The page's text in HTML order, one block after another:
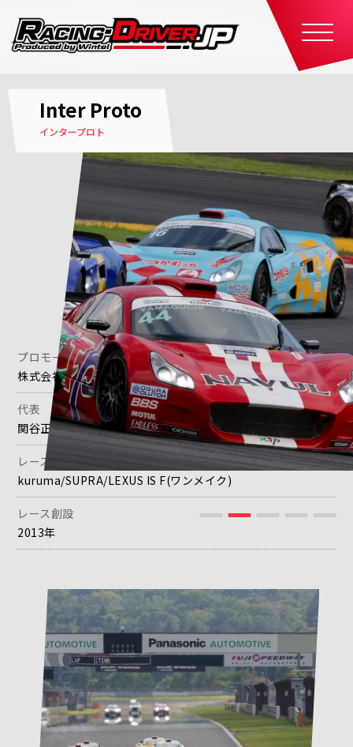
サポートパートナー詳細情報
Inter Proto
インタープロト
https://drivingathlete.com/
プロモーター
株式会社インタープロトモータースポーツ
代表
関谷正徳
レース車両
kuruma/SUPRA/LEXUS IS F(ワンメイク)
レース創設
2013年